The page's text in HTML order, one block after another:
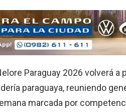
Paraguay 2026 volverá
paraguaya, reuniendo
marcada por